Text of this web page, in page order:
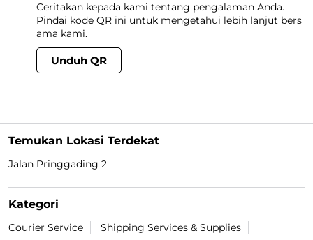
Ceritakan kepada kami tentang pengalaman Anda.
Pindai kode QR ini untuk mengetahui lebih lanjut bers
ama kami.
Unduh QR
Temukan Lokasi Terdekat
Jalan Pringgading 2
Kategori
Courier Service
Shipping Services & Supplies